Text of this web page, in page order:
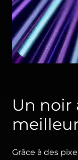
Un noir
Grâce à des